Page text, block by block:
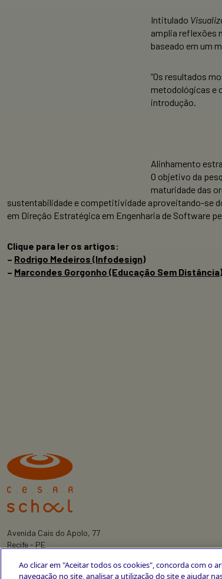
Intitulado
amplia reflexões
baseado em um
“Os resultados
metodológicas e
introdução.
Alinhamento
O objetivo da
maturidade das
sustentabilidade e competitividade aproveitando-se
em Direção Estratégica em Engenharia de Software
Clique para ler os artigos:
– Rodrigo Medeiros (Infodesign)
– Marcondes Gorgonho (Educação Sem Distância)
Avenida Cais do Apolo, 77
Recife - PE
+55 81 3419-6700
Ao clicar em "Aceitar todos os cookies", concorda com o
navegação no site, analisar a utilização do site e ajudar